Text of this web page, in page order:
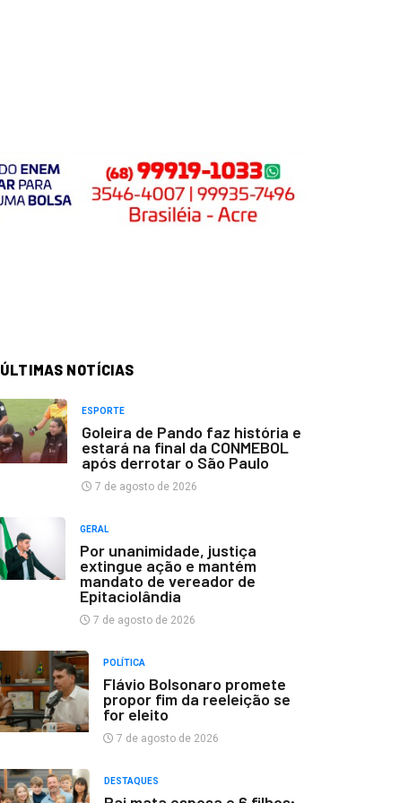
ÚLTIMAS NOTÍCIAS
ESPORTE
Goleira de Pando faz história e
estará na final da CONMEBOL
após derrotar o São Paulo
7 de agosto de 2026
GERAL
Por unanimidade, justiça
extingue ação e mantém
mandato de vereador de
Epitaciolândia
7 de agosto de 2026
POLÍTICA
Flávio Bolsonaro promete
propor fim da reeleição se
for eleito
7 de agosto de 2026
DESTAQUES